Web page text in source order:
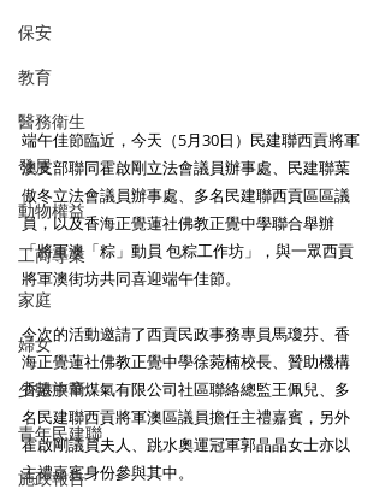
保安
教育
醫務衛生
發展
動物權益
工商專業
家庭
婦女
少數族裔
青年民建聯
施政報告
端午佳節臨近，今天（5月30日）民建聯西貢將軍
澳支部聯同霍啟剛立法會議員辦事處、民建聯葉
傲冬立法會議員辦事處、多名民建聯西貢區區議
員，以及香海正覺蓮社佛教正覺中學聯合舉辦
「將軍澳「粽」動員 包粽工作坊」，與一眾西貢
將軍澳街坊共同喜迎端午佳節。
今次的活動邀請了西貢民政事務專員馬瓊芬、香
海正覺蓮社佛教正覺中學徐菀楠校長、贊助機構
香港中華煤氣有限公司社區聯絡總監王佩兒、多
名民建聯西貢將軍澳區議員擔任主禮嘉賓，另外
霍啟剛議員夫人、跳水奧運冠軍郭晶晶女士亦以
主禮嘉賓身份參與其中。